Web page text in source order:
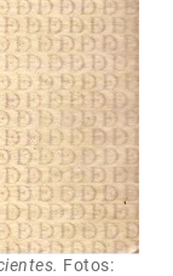
Fotos: